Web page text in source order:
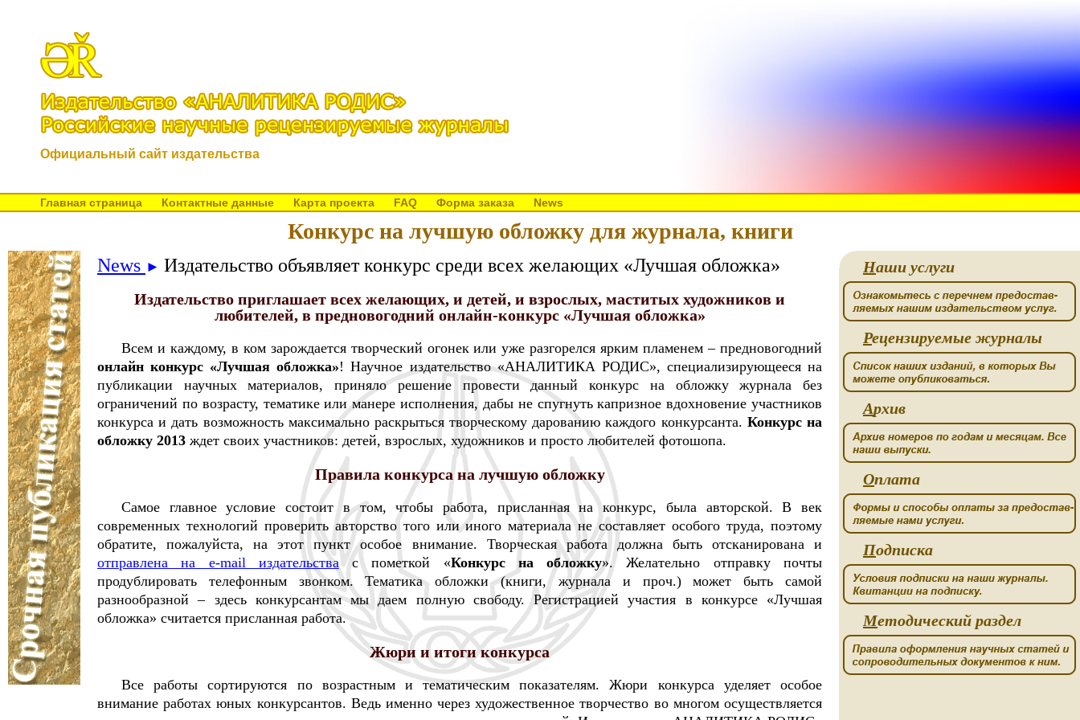
Официальный сайт издательства
Главная страница Контактные данные Карта проекта FAQ Форма заказа News
Конкурс на лучшую обложку для журнала, книги
Наши услуги
Рецензируемые журналы
Архив
Оплата
Подписка
Методический раздел
News ► Издательство объявляет конкурс среди всех желающих «Лучшая обложка»
Издательство приглашает всех желающих, и детей, и взрослых, маститых художников и
любителей, в предновогодний онлайн-конкурс «Лучшая обложка»
Всем и каждому, в ком зарождается творческий огонек или уже разгорелся ярким пламенем – предновогодний
онлайн конкурс «Лучшая обложка»! Научное издательство «АНАЛИТИКА РОДИС», специализирующееся на
публикации научных материалов, приняло решение провести данный конкурс на обложку журнала без
ограничений по возрасту, тематике или манере исполнения, дабы не спугнуть капризное вдохновение участников
конкурса и дать возможность максимально раскрыться творческому дарованию каждого конкурсанта. Конкурс на
обложку 2013 ждет своих участников: детей, взрослых, художников и просто любителей фотошопа.
Правила конкурса на лучшую обложку
Самое главное условие состоит в том, чтобы работа, присланная на конкурс, была авторской. В век
современных технологий проверить авторство того или иного материала не составляет особого труда, поэтому
обратите, пожалуйста, на этот пункт особое внимание. Творческая работа должна быть отсканирована и
отправлена на e-mail издательствас пометкой «Конкурс на обложку». Желательно отправку почты
продублировать телефонным звонком. Тематика обложки (книги, журнала и проч.) может быть самой
разнообразной – здесь конкурсантам мы даем полную свободу. Регистрацией участия в конкурсе «Лучшая
обложка» считается присланная работа.
Жюри и итоги конкурса
Все работы сортируются по возрастным и тематическим показателям. Жюри конкурса уделяет особое
внимание работах юных конкурсантов. Ведь именно через художественное творчество во многом осуществляется